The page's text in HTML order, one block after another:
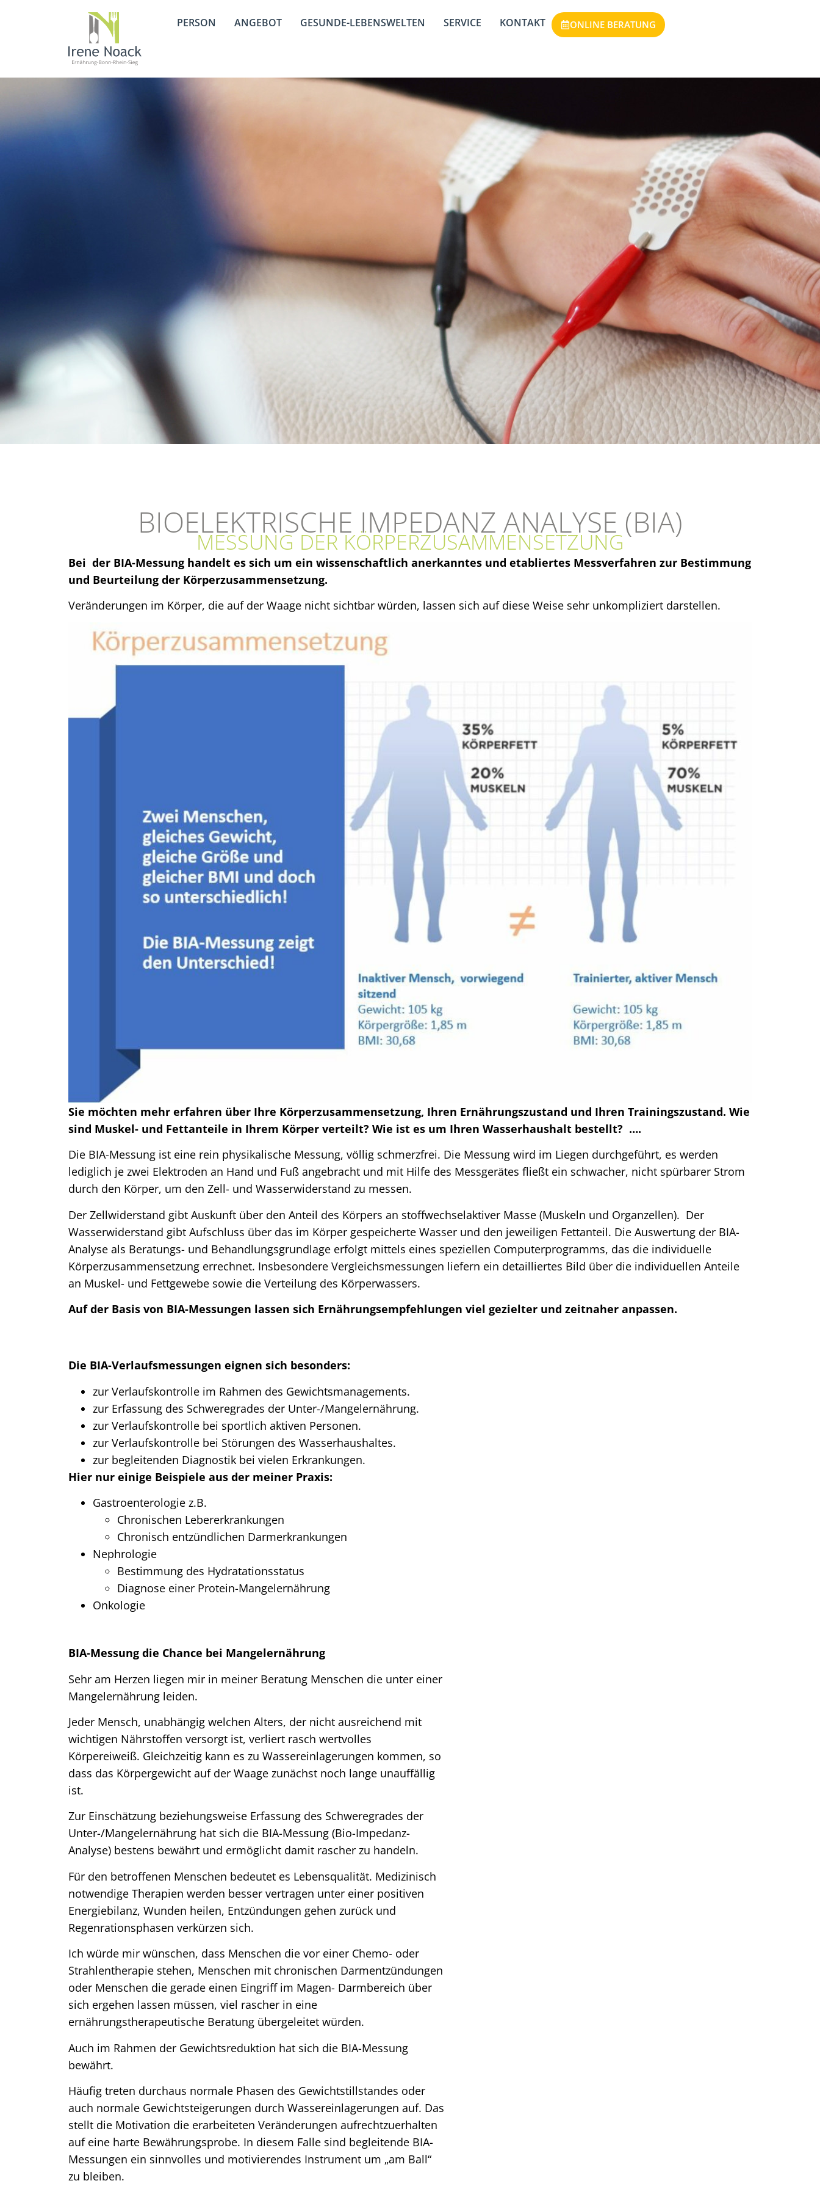
PERSON ANGEBOT GESUNDE-LEBENSWELTEN SERVICE KONTAKT ONLINE BERATUNG
BIOELEKTRISCHE IMPEDANZ ANALYSE (BIA)
MESSUNG DER KÖRPER­ZUSAMMEN­SETZUNG
Bei der BIA-Messung handelt es sich um ein wissenschaftlich anerkanntes und etabliertes Messverfahren zur Bestimmung
und Beurteilung der Körperzusammensetzung.
Veränderungen im Körper, die auf der Waage nicht sichtbar würden, lassen sich auf diese Weise sehr unkompliziert darstellen.
Sie möchten mehr erfahren über Ihre Körperzusammensetzung, Ihren Ernährungszustand und Ihren Trainingszustand. Wie
sind Muskel- und Fettanteile in Ihrem Körper verteilt? Wie ist es um Ihren Wasserhaushalt bestellt? ….
Die BIA-Messung ist eine rein physikalische Messung, völlig schmerzfrei. Die Messung wird im Liegen durchgeführt, es werden
lediglich je zwei Elektroden an Hand und Fuß angebracht und mit Hilfe des Messgerätes fließt ein schwacher, nicht spürbarer Strom
durch den Körper, um den Zell- und Wasserwiderstand zu messen.
Der Zellwiderstand gibt Auskunft über den Anteil des Körpers an stoffwechselaktiver Masse (Muskeln und Organzellen). Der
Wasserwiderstand gibt Aufschluss über das im Körper gespeicherte Wasser und den jeweiligen Fettanteil. Die Auswertung der BIA-
Analyse als Beratungs- und Behandlungsgrundlage erfolgt mittels eines speziellen Computerprogramms, das die individuelle
Körperzusammensetzung errechnet. Insbesondere Vergleichsmessungen liefern ein detailliertes Bild über die individuellen Anteile
an Muskel- und Fettgewebe sowie die Verteilung des Körperwassers.
Auf der Basis von BIA-Messungen lassen sich Ernährungsempfehlungen viel gezielter und zeitnaher anpassen.
Die BIA-Verlaufsmessungen eignen sich besonders:
zur Verlaufskontrolle im Rahmen des Gewichtsmanagements.
zur Erfassung des Schweregrades der Unter-/Mangelernährung.
zur Verlaufskontrolle bei sportlich aktiven Personen.
zur Verlaufskontrolle bei Störungen des Wasserhaushaltes.
zur begleitenden Diagnostik bei vielen Erkrankungen.
Hier nur einige Beispiele aus der meiner Praxis:
Gastroenterologie z.B.
Chronischen Lebererkrankungen
Chronisch entzündlichen Darmerkrankungen
Nephrologie
Bestimmung des Hydratationsstatus
Diagnose einer Protein-Mangelernährung
Onkologie
BIA-Messung die Chance bei Mangelernährung
Sehr am Herzen liegen mir in meiner Beratung Menschen die unter einer
Mangelernährung leiden.
Jeder Mensch, unabhängig welchen Alters, der nicht ausreichend mit
wichtigen Nährstoffen versorgt ist, verliert rasch wertvolles
Körpereiweiß. Gleichzeitig kann es zu Wassereinlagerungen kommen, so
dass das Körpergewicht auf der Waage zunächst noch lange unauffällig
ist.
Zur Einschätzung beziehungsweise Erfassung des Schweregrades der
Unter-/Mangelernährung hat sich die BIA-Messung (Bio-Impedanz-
Analyse) bestens bewährt und ermöglicht damit rascher zu handeln.
Für den betroffenen Menschen bedeutet es Lebensqualität. Medizinisch
notwendige Therapien werden besser vertragen unter einer positiven
Energiebilanz, Wunden heilen, Entzündungen gehen zurück und
Regenrationsphasen verkürzen sich.
Ich würde mir wünschen, dass Menschen die vor einer Chemo- oder
Strahlentherapie stehen, Menschen mit chronischen Darmentzündungen
oder Menschen die gerade einen Eingriff im Magen- Darmbereich über
sich ergehen lassen müssen, viel rascher in eine
ernährungstherapeutische Beratung übergeleitet würden.
Auch im Rahmen der Gewichtsreduktion hat sich die BIA-Messung
bewährt.
Häufig treten durchaus normale Phasen des Gewichtstillstandes oder
auch normale Gewichtsteigerungen durch Wassereinlagerungen auf. Das
stellt die Motivation die erarbeiteten Veränderungen aufrechtzuerhalten
auf eine harte Bewährungsprobe. In diesem Falle sind begleitende BIA-
Messungen ein sinnvolles und motivierendes Instrument um „am Ball“
zu bleiben.